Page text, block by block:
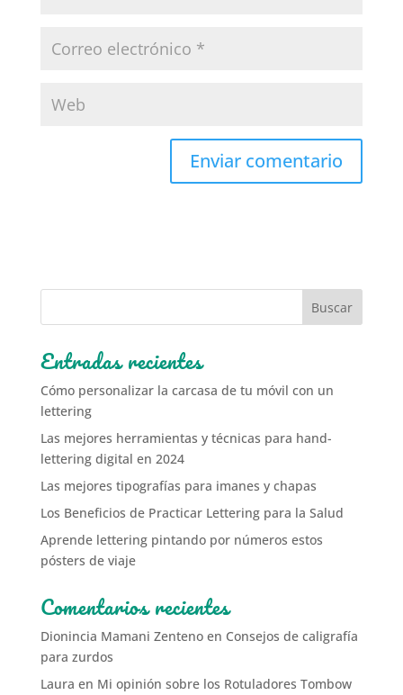
Entradas recientes
Cómo personalizar la carcasa de tu móvil con un
lettering
Las mejores herramientas y técnicas para hand-
lettering digital en 2024
Las mejores tipografías para imanes y chapas
Los Beneficios de Practicar Lettering para la Salud
Aprende lettering pintando por números estos
pósters de viaje
Comentarios recientes
Dionincia Mamani Zentenoen Consejos de caligrafía
para zurdos
Laura en Mi opinión sobre los Rotuladores Tombow